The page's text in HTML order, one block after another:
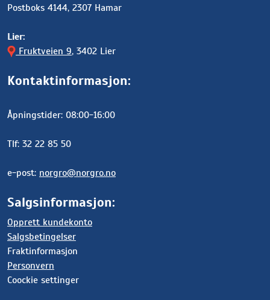
Postboks 4144, 2307 Hamar
Lier:
Fruktveien 9, 3402 Lier
Kontaktinformasjon:
Åpningstider: 08:00-16:00
Tlf: 32 22 85 50
e-post: norgro@norgro.no
Salgsinformasjon:
Opprett kundekonto
Salgsbetingelser
Fraktinformasjon
Personvern
Coockie settinger